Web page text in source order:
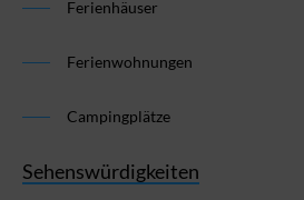
Ferienhäuser
Ferienwohnungen
Campingplätze
Sehenswürdigkeiten